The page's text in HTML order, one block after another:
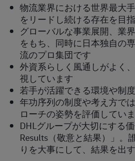
物流業界における世界最大
をリードし続ける存在を目
グローバルな事業展開、業
をもち、同時に日本独自の
流のプロ集団です
外資系らしく風通しがよく
視しています
若手が活躍できる環境や制
年功序列の制度や考え方で
ローチの姿勢を評価してい
DHLグループが大切にする
Results（敬意と結果）」。
りを大事にして、結果を出